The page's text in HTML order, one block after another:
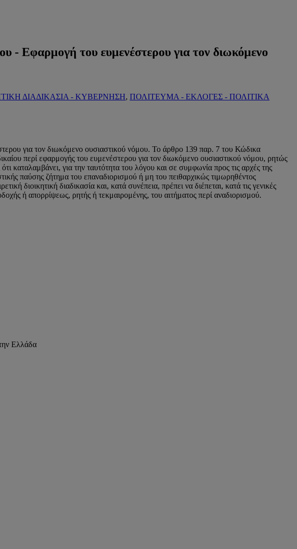
- Εφαρμογή του ευμενέστερου για τον διωκόμενο
ΔΙΑΔΙΚΑΣΙΑ - ΚΥΒΕΡΝΗΣΗ, ΠΟΛΙΤΕΥΜΑ - ΕΚΛΟΓΕΣ - ΠΟΛΙΤΙΚΑ
για τον διωκόμενο ουσιαστικού νόμου. Το άρθρο 139 παρ. 7 του Κώδικα
περί εφαρμογής του ευμενέστερου για τον διωκόμενο ουσιαστικού νόμου, ρητώς
καταλαμβάνει, για την ταυτότητα του λόγου και σε συμφωνία προς τις αρχές της
παύσης ζήτημα του επαναδιορισμού ή μη του πειθαρχικώς τιμωρηθέντος
διοικητική διαδικασία και, κατά συνέπεια, πρέπει να διέπεται, κατά τις γενικές
ή απορρίψεως, ρητής ή τεκμαιρομένης, του αιτήματος περί αναδιορισμού.
Ελλάδα